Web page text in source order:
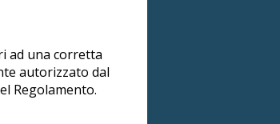
ad una corretta
autorizzato dal
Regolamento.